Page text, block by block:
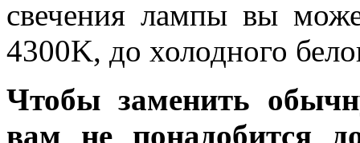
свечения лампы вы
4300K, до холодного
Чтобы заменить
вам не понадобится